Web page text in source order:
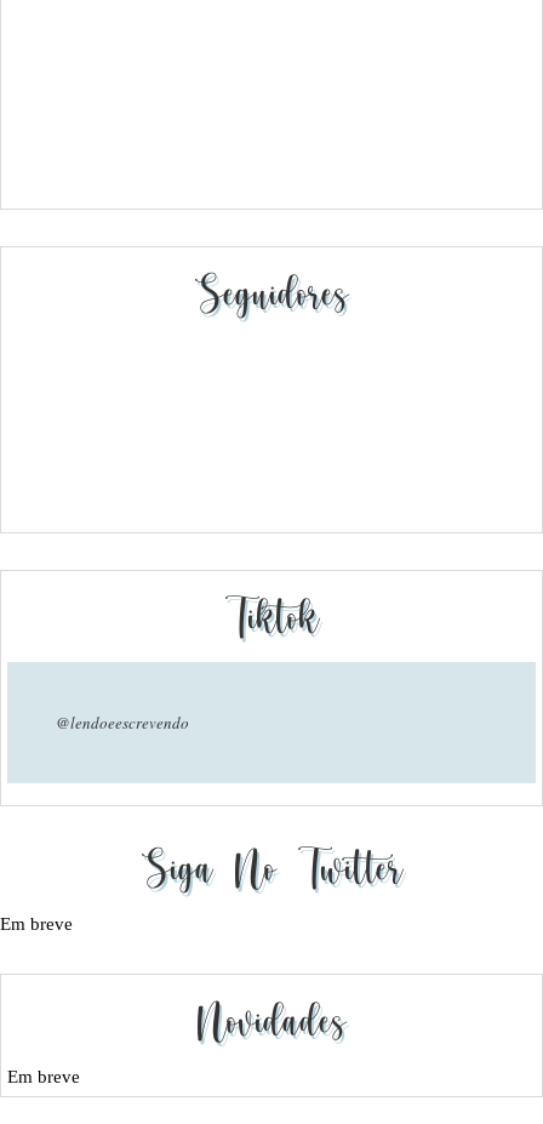
Seguidores
Tiktok
@lendoeescrevendo
Siga No Twitter
Em breve
Novidades
Em breve